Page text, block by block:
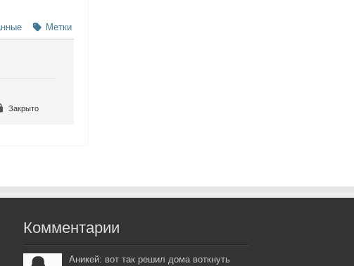
Метки
Закрыто
Комментарии
Аникей: вот так решил дома воткнуть